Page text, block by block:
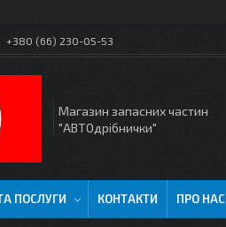
+380 (66) 230-05-53
Магазин запасних частин
"АВТОдрібнички"
ПОСЛУГИ КОНТАКТИ ПРО НАС